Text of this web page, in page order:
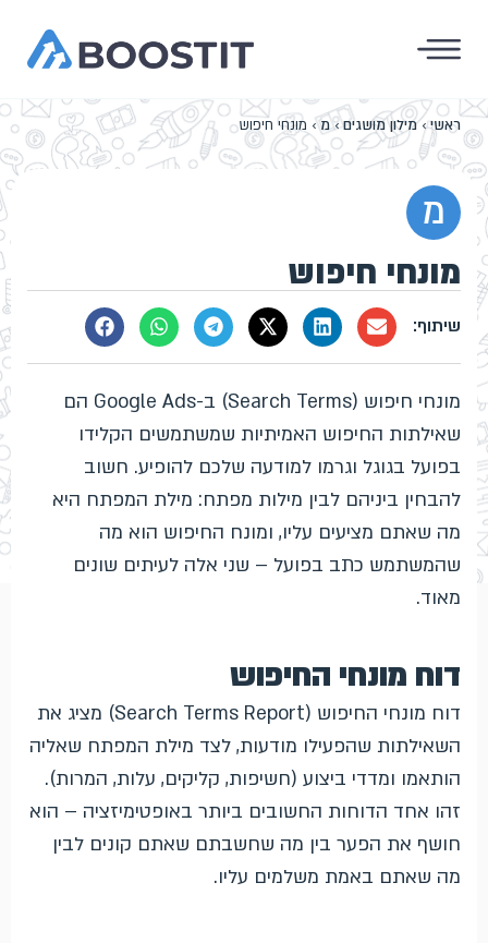
ראשי›מילון מושגים›מ› מונחי חיפוש
מ
מונחי חיפוש
מונחי חיפוש (Search Terms) ב-Google Ads הם
שאילתות החיפוש האמיתיות שמשתמשים הקלידו
בפועל בגוגל וגרמו למודעה שלכם להופיע. חשוב
להבחין ביניהם לבין מילות מפתח: מילת המפתח היא
מה שאתם מציעים עליו, ומונח החיפוש הוא מה
שהמשתמש כתב בפועל – שני אלה לעיתים שונים
מאוד.
דוח מונחי החיפוש
דוח מונחי החיפוש (Search Terms Report) מציג את
השאילתות שהפעילו מודעות, לצד מילת המפתח שאליה
הותאמו ומדדי ביצוע (חשיפות, קליקים, עלות, המרות).
זהו אחד הדוחות החשובים ביותר באופטימיזציה – הוא
חושף את הפער בין מה שחשבתם שאתם קונים לבין
מה שאתם באמת משלמים עליו.